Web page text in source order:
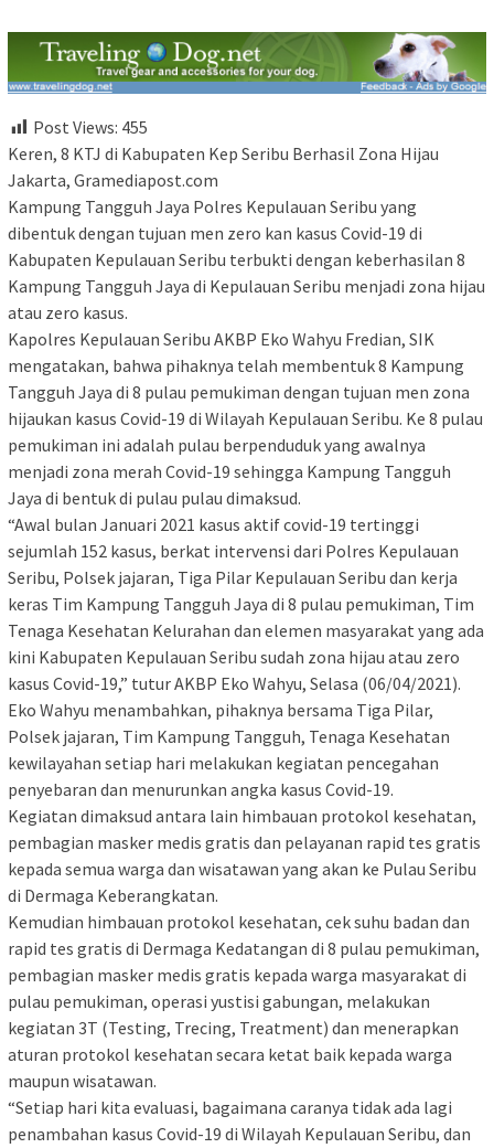
Post Views: 455
Keren, 8 KTJ di Kabupaten Kep Seribu Berhasil Zona Hijau
Jakarta, Gramediapost.com
Kampung Tangguh Jaya Polres Kepulauan Seribu yang
dibentuk dengan tujuan men zero kan kasus Covid-19 di
Kabupaten Kepulauan Seribu terbukti dengan keberhasilan 8
Kampung Tangguh Jaya di Kepulauan Seribu menjadi zona hijau
atau zero kasus.
Kapolres Kepulauan Seribu AKBP Eko Wahyu Fredian, SIK
mengatakan, bahwa pihaknya telah membentuk 8 Kampung
Tangguh Jaya di 8 pulau pemukiman dengan tujuan men zona
hijaukan kasus Covid-19 di Wilayah Kepulauan Seribu. Ke 8 pulau
pemukiman ini adalah pulau berpenduduk yang awalnya
menjadi zona merah Covid-19 sehingga Kampung Tangguh
Jaya di bentuk di pulau pulau dimaksud.
“Awal bulan Januari 2021 kasus aktif covid-19 tertinggi
sejumlah 152 kasus, berkat intervensi dari Polres Kepulauan
Seribu, Polsek jajaran, Tiga Pilar Kepulauan Seribu dan kerja
keras Tim Kampung Tangguh Jaya di 8 pulau pemukiman, Tim
Tenaga Kesehatan Kelurahan dan elemen masyarakat yang ada
kini Kabupaten Kepulauan Seribu sudah zona hijau atau zero
kasus Covid-19,” tutur AKBP Eko Wahyu, Selasa (06/04/2021).
Eko Wahyu menambahkan, pihaknya bersama Tiga Pilar,
Polsek jajaran, Tim Kampung Tangguh, Tenaga Kesehatan
kewilayahan setiap hari melakukan kegiatan pencegahan
penyebaran dan menurunkan angka kasus Covid-19.
Kegiatan dimaksud antara lain himbauan protokol kesehatan,
pembagian masker medis gratis dan pelayanan rapid tes gratis
kepada semua warga dan wisatawan yang akan ke Pulau Seribu
di Dermaga Keberangkatan.
Kemudian himbauan protokol kesehatan, cek suhu badan dan
rapid tes gratis di Dermaga Kedatangan di 8 pulau pemukiman,
pembagian masker medis gratis kepada warga masyarakat di
pulau pemukiman, operasi yustisi gabungan, melakukan
kegiatan 3T (Testing, Trecing, Treatment) dan menerapkan
aturan protokol kesehatan secara ketat baik kepada warga
maupun wisatawan.
“Setiap hari kita evaluasi, bagaimana caranya tidak ada lagi
penambahan kasus Covid-19 di Wilayah Kepulauan Seribu, dan